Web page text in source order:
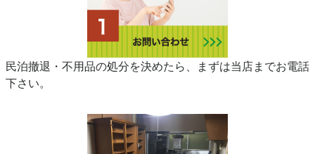
民泊撤退・不用品の処分を決めたら、まずは当店までお電話
下さい。